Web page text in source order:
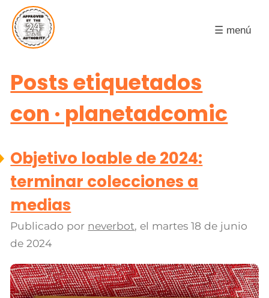
☰ menú
Posts etiquetados
con · planetadcomic
Objetivo loable de 2024:
terminar colecciones a
medias
Publicado por neverbot, el martes 18 de junio
de 2024